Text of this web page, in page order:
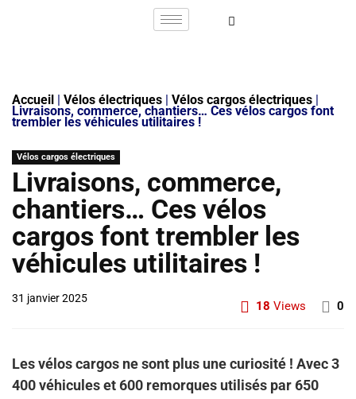
Accueil | Vélos électriques | Vélos cargos électriques |
Livraisons, commerce, chantiers… Ces vélos cargos font
trembler les véhicules utilitaires !
Vélos cargos électriques
Livraisons, commerce,
chantiers… Ces vélos
cargos font trembler les
véhicules utilitaires !
31 janvier 2025
18 Views 0
Les vélos cargos ne sont plus une curiosité ! Avec 3
400 véhicules et 600 remorques utilisés par 650